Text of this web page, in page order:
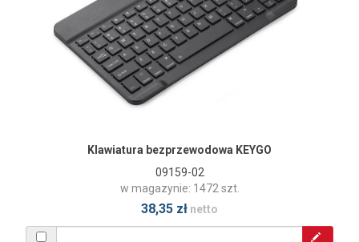
Klawiatura bezprzewodowa KEYGO
09159-02
w magazynie: 1472 szt.
38,35 zł netto